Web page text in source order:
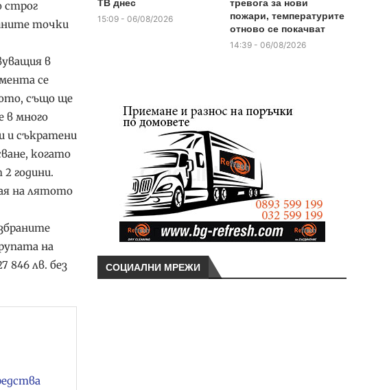
строг
точки
в
се
също ще
в много
и съкратени
когато
години.
на лятото
на
846 лв. без
ТВ днес
15:09 - 06/08/2026
тревога за нови
пожари, температурите
отново се покачват
14:39 - 06/08/2026
СОЦИАЛНИ МРЕЖИ